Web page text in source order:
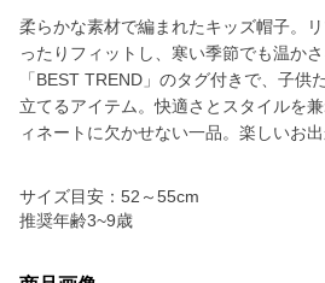
柔らかな素材で編まれたキッズ帽子。
ったりフィットし、寒い季節でも温か
「BEST TREND」のタグ付きで、子供
立てるアイテム。快適さとスタイルを
ィネートに欠かせない一品。楽しいお
サイズ目安：52～55cm
推奨年齢3~9歳